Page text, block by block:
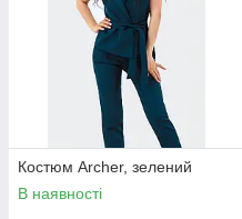
Костюм Archer, зелений
В наявності